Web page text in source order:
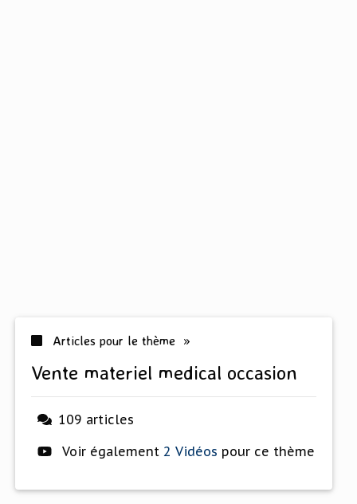
Articles pour le thème »
vente materiel medical occasion
109 articles
Voir également 2 Vidéos pour ce thème